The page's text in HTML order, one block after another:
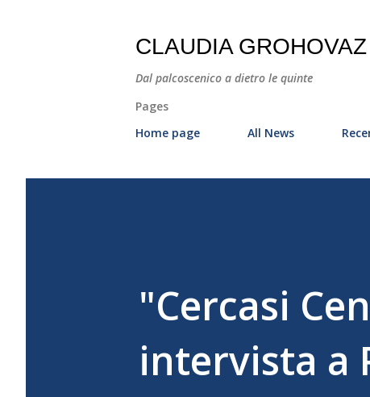
CLAUDIA GROHOVAZ
Dal palcoscenico a dietro le quinte
Pages
Home page
All News
"Cercasi
intervista a